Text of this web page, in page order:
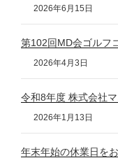
2026年6月15日
第102回MD会ゴルフ
2026年4月3日
令和8年度 株式会社
2026年1月13日
年末年始の休業日を